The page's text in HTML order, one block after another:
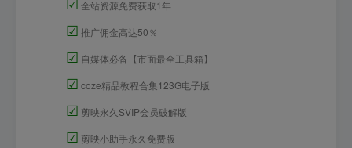
全站资源免费获取1年
☑ 推广佣金高达50％
☑ 自媒体必备【市面最全工具箱】
☑ coze精品教程合集123G电子版
☑ 剪映永久SVIP会员破解版
☑ 剪映小助手永久免费版